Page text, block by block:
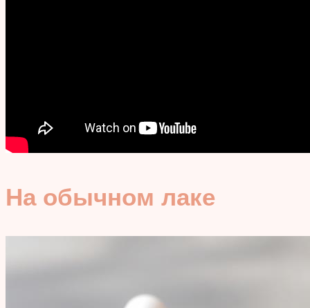
На обычном лаке